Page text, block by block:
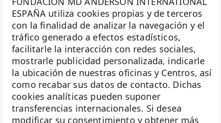
ESPAÑA utiliza cookies propias y de terceros
con la finalidad de analizar la navegación y el
tráfico generado a efectos estadísticos,
facilitarle la interacción con redes sociales,
mostrarle publicidad personalizada, indicarle
la ubicación de nuestras oficinas y Centros, así
como recabar sus datos de contacto. Dichas
cookies analíticas pueden suponer
transferencias internacionales. Si desea
modificar su consentimiento y obtener más
Fundación Excelentia
Fundación MD Anderson España
Fundación Siglo Futuro
Gastroenterología
Ginecología
Ginecología Oncológica
giving tuesday
golf solidario
Hábitos saludables
Hematología
La Fundación MD Anderson España - Hospiten es
miembro de laAsociación Española de Fundaciones
Investigación
Biobanco
Docencia
Voluntariado